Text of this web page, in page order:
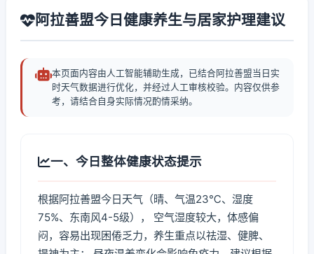
阿拉善盟今日健康养生与居家护理建议
本页面内容由人工智能辅助生成，已结合阿拉善盟当日实
时天气数据进行优化，并经过人工审核校验。内容仅供参
考，请结合自身实际情况酌情采纳。
一、今日整体健康状态提示
根据阿拉善盟今日天气（晴、气温23℃、湿度
75%、东南风4-5级）， 空气湿度较大，体感偏
闷，容易出现困倦乏力，养生重点以祛湿、健脾、